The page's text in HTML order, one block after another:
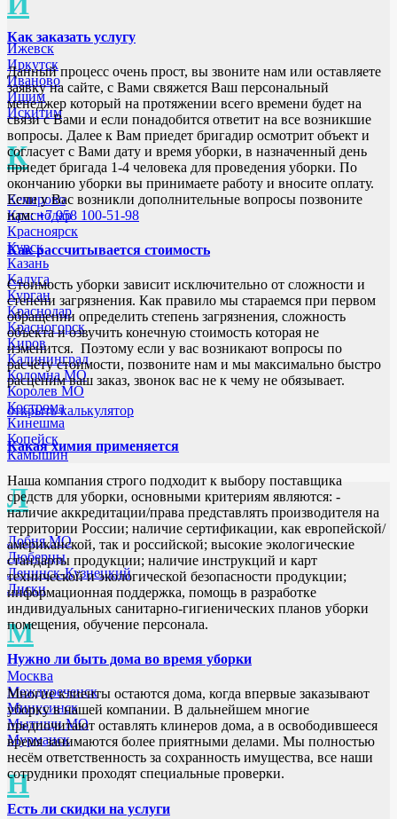
Ижевск
Иркутск
Иваново
Ишим
Искитим
К
Кемерово
Краснодар
Красноярск
Курск
Казань
Калуга
Курган
Краснодар
Красногорск
Киров
Калининград
Коломна МО
Королев МО
Кострома
Кинешма
Копейск
Камышин
Л
Лобня МО
Люберцы
Ленинск-Кузнецкий
Лиски
М
Москва
Междуреченск
Минусинск
Мытищи МО
Мурманск
Н
Как заказать услугу
Данный процесс очень прост, вы звоните нам или оставляете
заявку на сайте, с Вами свяжется Ваш персональный
менеджер который на протяжении всего времени будет на
связи с Вами и если понадобится ответит на все возникшие
вопросы. Далее к Вам приедет бригадир осмотрит объект и
согласует с Вами дату и время уборки, в назначенный день
приедет бригада 1-4 человека для проведения уборки. По
окончанию уборки вы принимаете работу и вносите оплату.
Если у Вас возникли дополнительные вопросы позвоните
нам:+7 958 100-51-98
Как рассчитывается стоимость
Стоимость уборки зависит исключительно от сложности и
степени загрязнения. Как правило мы стараемся при первом
обращении определить степень загрязнения, сложность
объекта и озвучить конечную стоимость которая не
изменится. Поэтому если у вас возникают вопросы по
расчёту стоимости, позвоните нам и мы максимально быстро
расценим ваш заказ, звонок вас не к чему не обязывает.
открыть калькулятор
Какая химия применяется
Наша компания строго подходит к выбору поставщика
средств для уборки, основными критериям являются: -
наличие аккредитации/права представлять производителя на
территории России; наличие сертификации, как европейской/
американской, так и российской; высокие экологические
стандарты продукции; наличие инструкций и карт
технической и экологической безопасности продукции;
информационная поддержка, помощь в разработке
индивидуальных санитарно-гигиенических планов уборки
помещения, обучение персонала.
Нужно ли быть дома во время уборки
Многие клиенты остаются дома, когда впервые заказывают
уборку в нашей компании. В дальнейшем многие
предпочитают оставлять клинеров дома, а в освободившееся
время занимаются более приятными делами. Мы полностью
несём ответственность за сохранность имущества, все наши
сотрудники проходят специальные проверки.
Есть ли скидки на услуги